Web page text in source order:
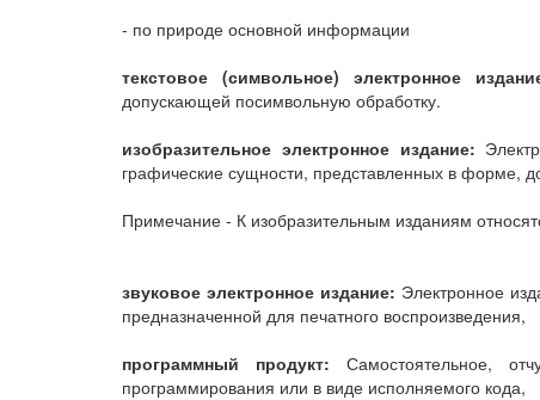
- по природе основной информации
текстовое (символьное) электронное
допускающей посимвольную обработку.
изобразительное электронное издание:
графические сущности, представленных в форме,
Примечание - К изобразительным изданиям
звуковое электронное издание: Электронное
предназначенной для печатного воспроизведения,
программный продукт: Самостоятельное,
программирования или в виде исполняемого кода,